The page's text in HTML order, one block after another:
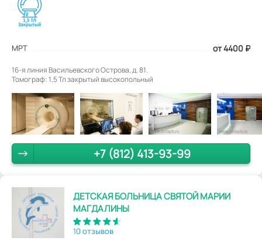
МРТ от 4400 ₽
16-я линия Васильевского Острова, д. 81.
Томограф: 1,5 Тл закрытый высокопольный
+7 (812) 413-93-99
ДЕТСКАЯ БОЛЬНИЦА СВЯТОЙ МАРИИ
МАГДАЛИНЫ
10 отзывов